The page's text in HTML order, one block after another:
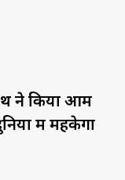
ने किया आम
में महकेगा